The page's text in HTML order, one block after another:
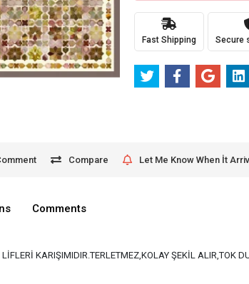
Fast Shipping Secure
Compare Let Me Know When İt
Comments
KARIŞIMIDIR.TERLETMEZ,KOLAY ŞEKİL ALIR,TOK